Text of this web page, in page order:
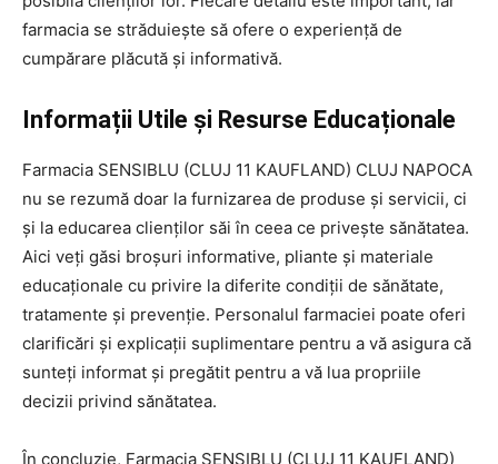
farmacia se străduiește să ofere o experiență de
cumpărare plăcută și informativă.
Informații Utile și Resurse Educaționale
Farmacia SENSIBLU (CLUJ 11 KAUFLAND) CLUJ NAPOCA
nu se rezumă doar la furnizarea de produse și servicii, ci
și la educarea clienților săi în ceea ce privește sănătatea.
Aici veți găsi broșuri informative, pliante și materiale
educaționale cu privire la diferite condiții de sănătate,
tratamente și prevenție. Personalul farmaciei poate oferi
clarificări și explicații suplimentare pentru a vă asigura că
sunteți informat și pregătit pentru a vă lua propriile
decizii privind sănătatea.
În concluzie, Farmacia SENSIBLU (CLUJ 11 KAUFLAND)